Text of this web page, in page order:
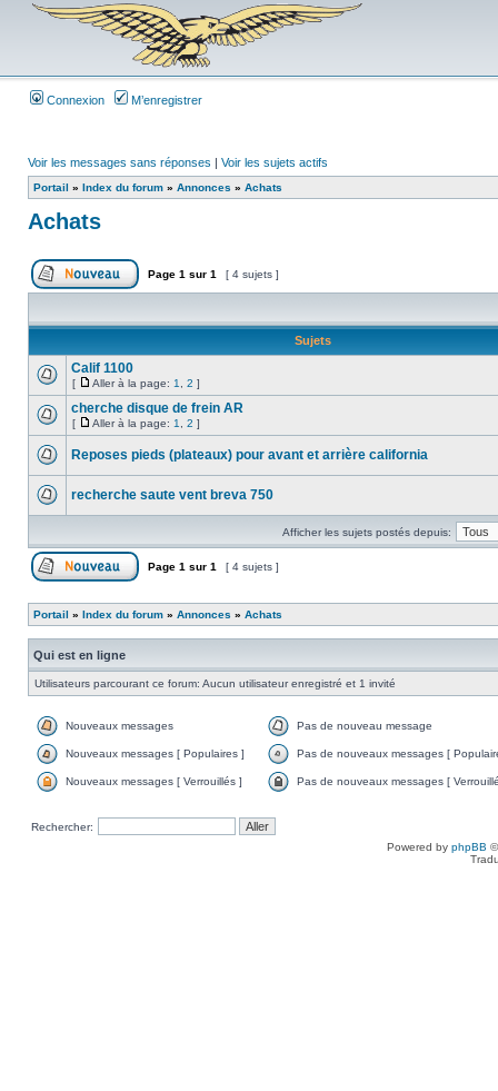
Connexion M’enregistrer
Voir les messages sans réponses | Voir les sujets actifs
Portail » Index du forum » Annonces » Achats
Achats
Page 1 sur 1 [ 4 sujets ]
Sujets
Calif 1100
[ Aller à la page: 1 2 ]
cherche disque de frein AR
[ Aller à la page: 1 2 ]
Reposes pieds (plateaux) pour avant et arrière california
recherche saute vent breva 750
Afficher les sujets postés depuis:
Page 1 sur 1 [ 4 sujets ]
Portail » Index du forum » Annonces » Achats
Qui est en ligne
Utilisateurs parcourant ce forum: Aucun utilisateur enregistré et 1 invité
Nouveaux messages Pas de nouveau message
Nouveaux messages [ Populaires ] Pas de nouveaux messages [
Nouveaux messages [ Verrouillés ] Pas de nouveaux messages [
Rechercher:
Powered by phpBB